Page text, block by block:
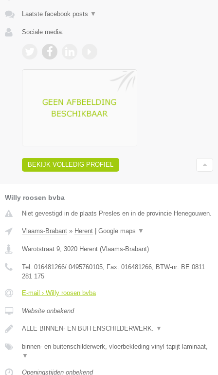
Laatste facebook posts ▼
Sociale media:
BEKIJK VOLLEDIG PROFIEL
Willy roosen bvba
Niet gevestigd in de plaats Presles en in de provincie Henegouwen.
Vlaams-Brabant » Herent Google maps ▼
Warotstraat 9, 3020 Herent (Vlaams-Brabant)
Tel: 016481266/ 0495760105, Fax: 016481266, BTW-nr: BE 0811
281 175
E-mail › Willy roosen bvba
Website onbekend
ALLE BINNEN- EN BUITENSCHILDERWERK. ▼
binnen- en buitenschilderwerk, vloerbekleding vinyl tapijt laminaat,
▼
Openingstijden onbekend